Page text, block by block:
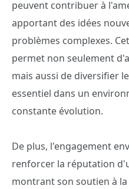
peuvent contribuer à
apportant des idées
problèmes complexes.
permet non seulement
mais aussi de diversifier
essentiel dans un
constante évolution.
De plus, l'engagement
renforcer la réputation
montrant son soutien à